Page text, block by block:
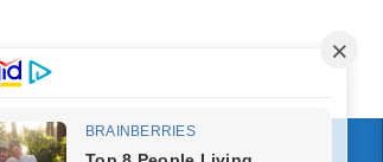
МАРКЕТИНГ